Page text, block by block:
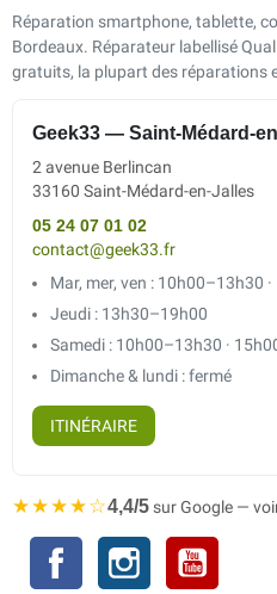
Réparation smartphone, tablette,
Bordeaux. Réparateur labellisé
gratuits, la plupart des réparations
Geek33 — Saint-Médard-
2 avenue Berlincan
33160 Saint-Médard-en-Jalles
05 24 07 01 02
contact@geek33.fr
Mar, mer, ven : 10h00–13h30
Jeudi : 13h30–19h00
Samedi : 10h00–13h30 ·
Dimanche & lundi : fermé
ITINÉRAIRE
★★★★☆4,4/5sur Google —
Facebook Instagram